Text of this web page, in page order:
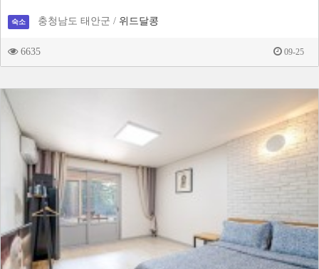
숙소 충청남도 태안군 / 위드달콩
6635 09-25